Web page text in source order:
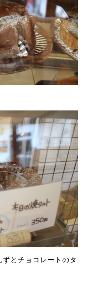
とチョコレートのタ